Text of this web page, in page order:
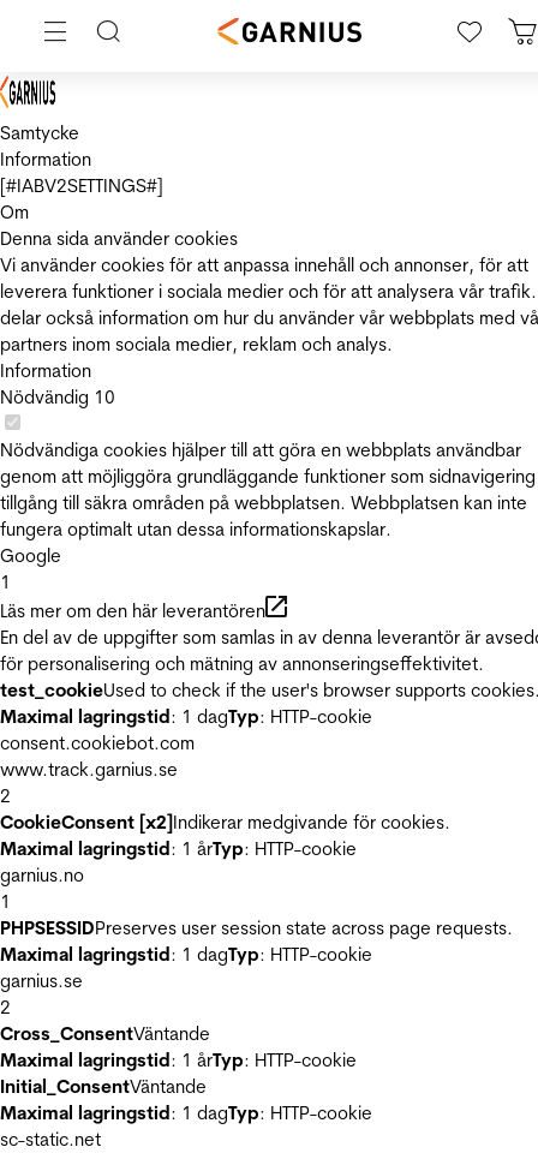
Samtycke
Information
[#IABV2SETTINGS#]
Om
Denna sida använder cookies
Vi använder cookies för att anpassa innehåll och annonser, för att
leverera funktioner i sociala medier och för att analysera vår
delar också information om hur du använder vår webbplats med
partners inom sociala medier, reklam och analys.
Information
Nödvändig 10
Nödvändiga cookies hjälper till att göra en webbplats användbar
genom att möjliggöra grundläggande funktioner som
tillgång till säkra områden på webbplatsen. Webbplatsen kan inte
fungera optimalt utan dessa informationskapslar.
Google
1
Läs mer om den här leverantören
En del av de uppgifter som samlas in av denna leverantör är
för personalisering och mätning av annonseringseffektivitet.
test_cookieUsed to check if the user's browser supports
Maximal lagringstid: 1 dagTyp: HTTP-cookie
consent.cookiebot.com
www.track.garnius.se
2
CookieConsent [x2]Indikerar medgivande för cookies.
Maximal lagringstid: 1 årTyp: HTTP-cookie
garnius.no
1
PHPSESSIDPreserves user session state across page requests.
Maximal lagringstid: 1 dagTyp: HTTP-cookie
garnius.se
2
Cross_ConsentVäntande
Maximal lagringstid: 1 årTyp: HTTP-cookie
Initial_ConsentVäntande
Maximal lagringstid: 1 dagTyp: HTTP-cookie
sc-static.net